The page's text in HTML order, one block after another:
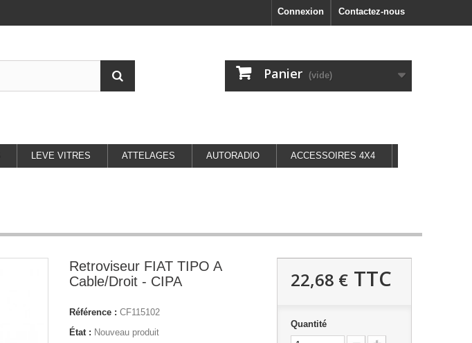
Contactez-nous
Connexion
Panier (vide)
LEVE VITRES ATTELAGES AUTORADIO ACCESSOIRES 4X4
Retroviseur FIAT TIPO A
Cable/Droit - CIPA
Référence : CF115102
État : Nouveau produit
22,68 €TTC
Quantité